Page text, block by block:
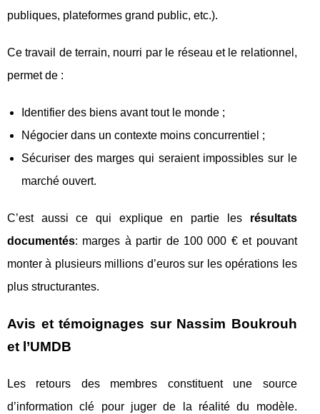
publiques, plateformes grand public, etc.).
Ce travail de terrain, nourri par le réseau et le relationnel,
permet de :
Identifier des biens avant tout le monde ;
Négocier dans un contexte moins concurrentiel ;
Sécuriser des marges qui seraient impossibles sur le
marché ouvert.
C’est aussi ce qui explique en partie les résultats
documentés: marges à partir de 100 000 € et pouvant
monter à plusieurs millions d’euros sur les opérations les
plus structurantes.
Avis et témoignages sur Nassim Boukrouh
et l’UMDB
Les retours des membres constituent une source
d’information clé pour juger de la réalité du modèle.